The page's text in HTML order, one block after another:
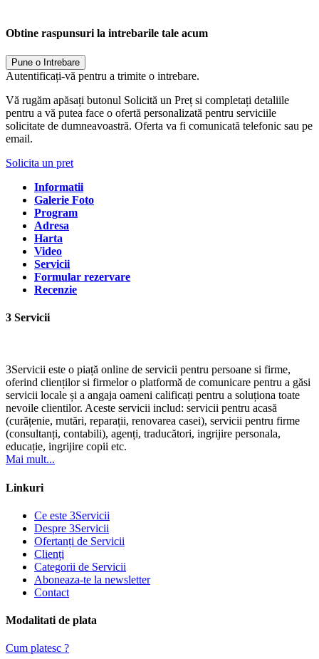
Obtine raspunsuri la intrebarile tale acum
Pune o Intrebare
Autentificați-vă pentru a trimite o intrebare.
Vă rugăm apăsați butonul Solicită un Preț si completați detaliile
pentru a vă putea face o ofertă personalizată pentru serviciile
solicitate de dumneavoastră. Oferta va fi comunicată telefonic sau pe
email.
Solicita un pret
Informatii
Galerie Foto
Program
Adresa
Harta
Video
Servicii
Formular rezervare
Recenzie
3 Servicii
3Servicii este o piață online de servicii pentru persoane si firme,
oferind clienților si firmelor o platformă de comunicare pentru a găsi
servicii locale și a angaja oameni calificați pentru a soluționa toate
nevoile clientilor. Aceste servicii includ: servicii pentru acasă
(curățenie, mutări, reparații, renovarea casei), servicii pentru firme
(consultanți, contabili), agenți, traducători, ingrijire personala,
educație, ingrijire copii etc.
Mai mult...
Linkuri
Ce este 3Servicii
Despre 3Servicii
Ofertanți de Servicii
Clienți
Categorii de Servicii
Aboneaza-te la newsletter
Contact
Modalitati de plata
Cum platesc ?